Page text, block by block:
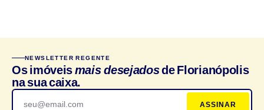
NEWSLETTER REGENTE
Os imóveismais desejadosde Florianópolis
na sua caixa.
ASSINAR